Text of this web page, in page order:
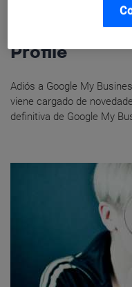
Adiós,
Bienvenido,
Profile
Adiós a Google My
viene cargado de
definitiva de Google My